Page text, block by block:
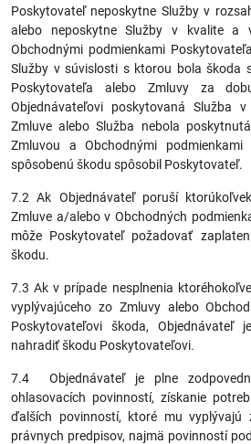
Poskytovateľ neposkytne Služby v
alebo neposkytne Služby v kvalite a
Obchodnými podmienkami
Služby v súvislosti s ktorou bola škoda
Poskytovateľa alebo Zmluvy za
Objednávateľovi poskytovaná Služba
Zmluve alebo Služba nebola
Zmluvou a Obchodnými
spôsobenú škodu spôsobil Poskytovateľ.
7.2 Ak Objednávateľ poruší
Zmluve a/alebo v Obchodných
môže Poskytovateľ požadovať
škodu.
7.3 Ak v prípade nesplnenia
vyplývajúceho zo Zmluvy alebo
Poskytovateľovi škoda, Objednávateľ
nahradiť škodu Poskytovateľovi.
7.4 Objednávateľ je plne
ohlasovacích povinností, získanie
ďalších povinností, ktoré mu vyplývajú
právnych predpisov, najmä povinností